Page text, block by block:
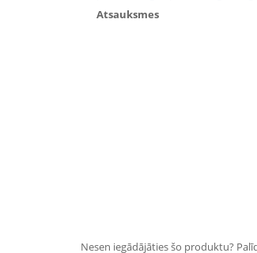
Atsauksmes
Nesen iegādājāties šo produktu?